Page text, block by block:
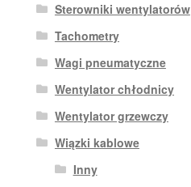
Sterowniki wentylatorów
Tachometry
Wagi pneumatyczne
Wentylator chłodnicy
Wentylator grzewczy
Wiązki kablowe
Inny